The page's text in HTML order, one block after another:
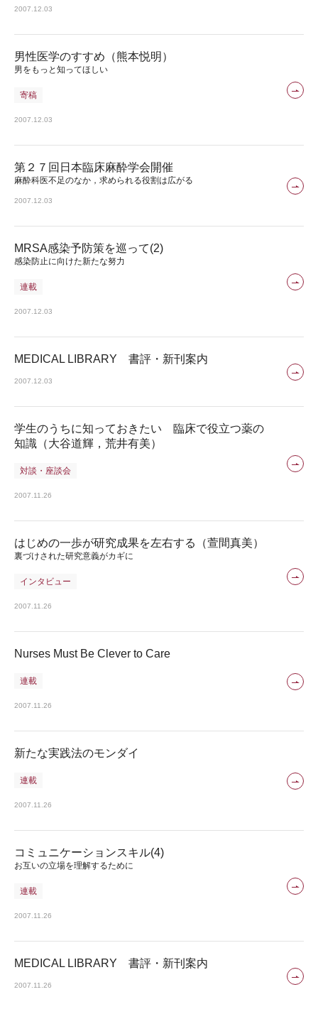
2007.12.03
男性医学のすすめ（熊本悦明）
男をもっと知ってほしい
寄稿
2007.12.03
第２７回日本臨床麻酔学会開催
麻酔科医不足のなか，求められる役割は広がる
2007.12.03
MRSA感染予防策を巡って(2)
感染防止に向けた新たな努力
連載
2007.12.03
MEDICAL LIBRARY 書評・新刊案内
2007.12.03
学生のうちに知っておきたい 臨床で役立つ薬の
知識（大谷道輝，荒井有美）
対談・座談会
2007.11.26
はじめの一歩が研究成果を左右する（萱間真美）
裏づけされた研究意義がカギに
インタビュー
2007.11.26
Nurses Must Be Clever to Care
連載
2007.11.26
新たな実践法のモンダイ
連載
2007.11.26
コミュニケーションスキル(4)
お互いの立場を理解するために
連載
2007.11.26
MEDICAL LIBRARY 書評・新刊案内
2007.11.26